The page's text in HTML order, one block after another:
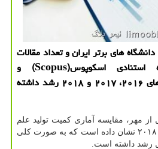
های برتر ایران و تعداد مقالات
ایرانیان در دو پایگاه استنادی اسكوپوس(Scopus) و
لایدن(Leiden) در سال های ۲۰۱۶، ۲۰۱۷ و ۲۰۱۸ رشد داشته
از مهر، مقایسه آماری كمیت تولید علم
ایران برای سالهای ۲۰۱۶ تا ۲۰۱۸ نشان داده است كه به صورت كلی
رشد داشته است.